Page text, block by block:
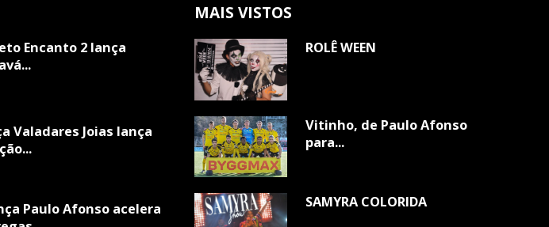
Encanto 2 lança
Valadares Joias lança
Paulo Afonso acelera
MAIS VISTOS
ROLÊ WEEN
Vitinho, de Paulo Afonso
para...
SAMYRA COLORIDA